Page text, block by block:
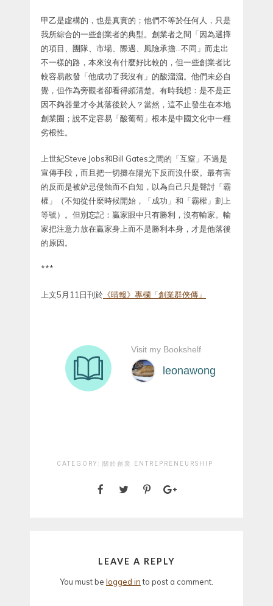
甲乙是虛構的，也是真實的；他們不等於任何人，只是
我所綜合的一些創業者的典型。創業者之間「因為選擇
的項目、團隊、市場、際遇、風險承擔…不同」而走出
不一樣的路，本來沒有什麼好比較的，但一些創業者比
較容易散發「他成功了我沒有」的酸溜溜。他們未必自
覺，但作為旁觀者卻看得頗清楚。有時我想：是不是正
因不夠器量才令其落後於人？當然，這不止發生在本地
創業圈；說不定容易「酸葡萄」根本是中國文化中一種
劣根性。
上世紀Steve Jobs和Bill Gates之間的「互窒」不過是
宣傳手段，而且把一切攤在陽光下反而沒什麼。最有害
的反而是被妒忌侵蝕而不自知，以為自己只是聲討「霸
權」（不知從什麼時候開始，「成功」和「霸權」劃上
等號）。但別忘記：贏家眼中只有勝利，沒有輸家。輸
家把注意力放在贏家身上而不是勝利本身，才是他落後
的原因。
***
上文5月11日刊於 《晴報》專欄「創業群俠傳」
CATEGORY: 關於創業 ENTREPRENEURSHIP
LEAVE A REPLY
You must be logged into post a comment.